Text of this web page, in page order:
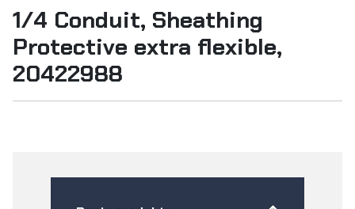
1/4 Conduit, Sheathing
Protective extra flexible,
20422988